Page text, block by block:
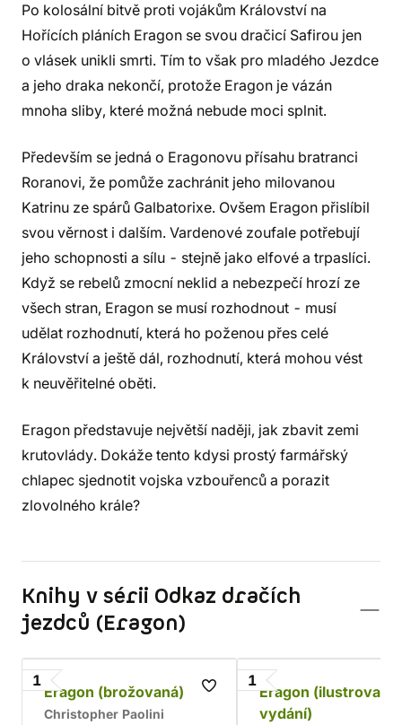
Po kolosální bitvě proti vojákům Království na
Hořících pláních Eragon se svou dračicí Safirou jen
o vlásek unikli smrti. Tím to však pro mladého Jezdce
a jeho draka nekončí, protože Eragon je vázán
mnoha sliby, které možná nebude moci splnit.
Především se jedná o Eragonovu přísahu bratranci
Roranovi, že pomůže zachránit jeho milovanou
Katrinu ze spárů Galbatorixe. Ovšem Eragon přislíbil
svou věrnost i dalším. Vardenové zoufale potřebují
jeho schopnosti a sílu - stejně jako elfové a trpaslíci.
Když se rebelů zmocní neklid a nebezpečí hrozí ze
všech stran, Eragon se musí rozhodnout - musí
udělat rozhodnutí, která ho poženou přes celé
Království a ještě dál, rozhodnutí, která mohou vést
k neuvěřitelné oběti.
Eragon představuje největší naději, jak zbavit zemi
krutovlády. Dokáže tento kdysi prostý farmářský
chlapec sjednotit vojska vzbouřenců a porazit
zlovolného krále?
Knihy v sérii Odkaz dračích
jezdců (Eragon)
1
Eragon (brožovaná)
Christopher Paolini
1
Eragon (ilustrované
vydání)